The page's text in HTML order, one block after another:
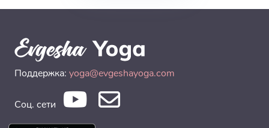
Поддержка: yoga@evgeshayoga.com
Соц. сети